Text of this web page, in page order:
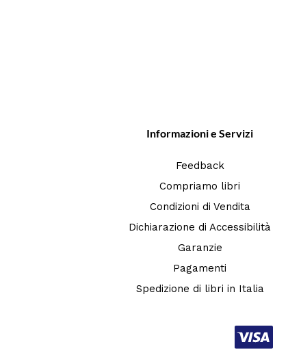
Informazioni e Servizi
Feedback
Compriamo libri
Condizioni di Vendita
Dichiarazione di Accessibilità
Garanzie
Pagamenti
Spedizione di libri in Italia